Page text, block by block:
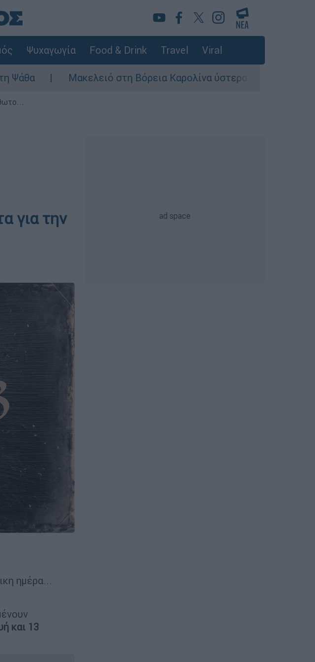
Ψυχαγωγία Food & Drink Travel Viral
Μακελειό στη Βόρεια Καρολίνα ύστερα από πυροβολισμούς:
για την
ημέρα...
και 13